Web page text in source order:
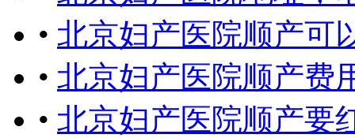
• 北京妇产医院顺产可
• 北京妇产医院顺产费
• 北京妇产医院顺产要